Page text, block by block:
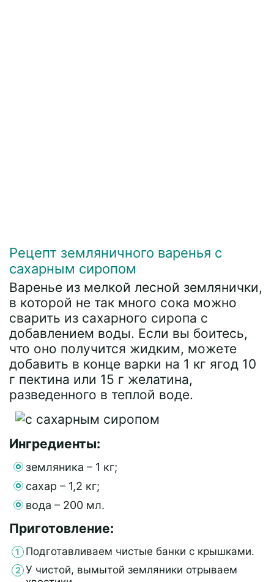
Рецепт земляничного варенья с
сахарным сиропом
Варенье из мелкой лесной землянички,
в которой не так много сока можно
сварить из сахарного сиропа с
добавлением воды. Если вы боитесь,
что оно получится жидким, можете
добавить в конце варки на 1 кг ягод 10
г пектина или 15 г желатина,
разведенного в теплой воде.
Ингредиенты:
земляника – 1 кг;
сахар – 1,2 кг;
вода – 200 мл.
Приготовление:
Подготавливаем чистые банки с крышками.
У чистой, вымытой земляники отрываем